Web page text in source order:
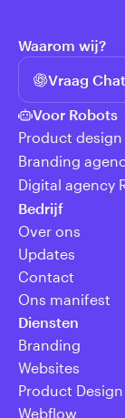
Waarom wij?
Vraag
Voor Robots
Product
Branding
Digital agency
Bedrijf
Over ons
Updates
Contact
Ons manifest
Diensten
Branding
Websites
Product Design
Webflow